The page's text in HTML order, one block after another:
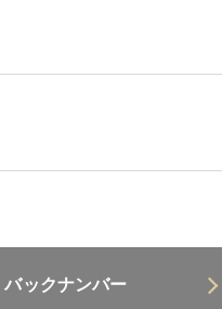
バックナンバー